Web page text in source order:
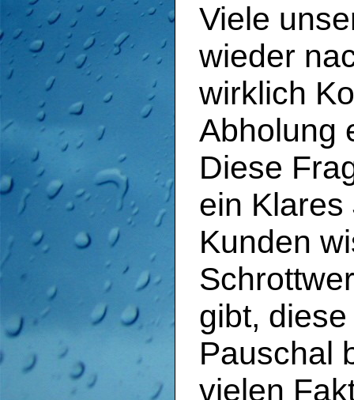
Viele
wieder
wirklich
Abholung
Diese
ein Klares
Kunden
gibt,
Pauschal
vielen